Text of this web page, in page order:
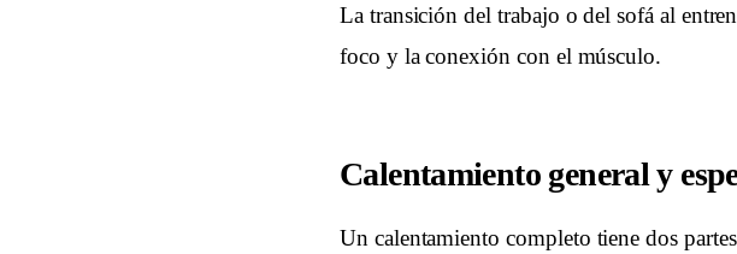
La transición del trabajo o del sofá al
foco y la conexión con el músculo.
Calentamiento general y
Un calentamiento completo tiene dos